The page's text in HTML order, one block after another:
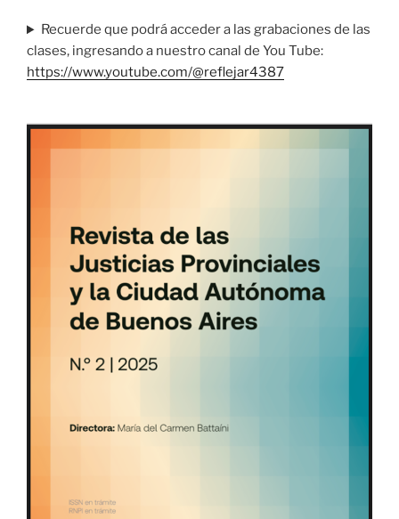
Recuerde que podrá acceder a las grabaciones de las
clases, ingresando a nuestro canal de You Tube:
https://www.youtube.com/@reflejar4387